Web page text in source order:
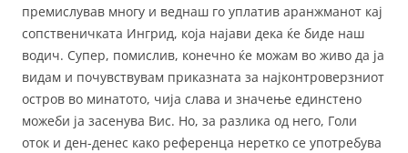
премислував многу и веднаш го уплатив аранжманот кај
сопственичката Ингрид, која најави дека ќе биде наш
водич. Супер, помислив, конечно ќе можам во живо да ја
видам и почувствувам приказната за најконтроверзниот
остров во минатото, чија слава и значење единстено
можеби ја засенува Вис. Но, за разлика од него, Голи
оток и ден-денес како референца неретко се употребува